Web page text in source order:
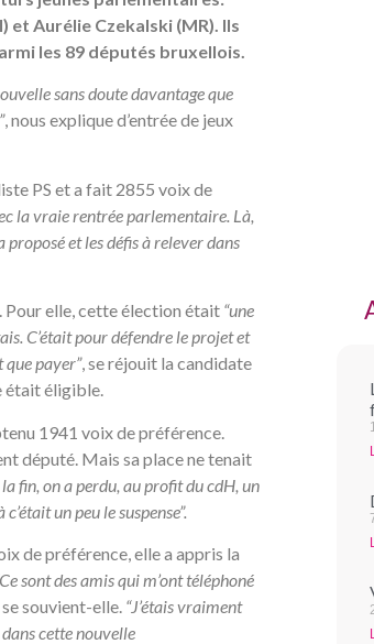
et Aurélie Czekalski (MR). Ils
les 89 députés bruxellois.
sans doute davantage que
, nous explique d’entrée de jeux
PS et a fait 2855 voix de
la vraie rentrée parlementaire. Là,
et les défis à relever dans
elle, cette élection était “une
C’était pour défendre le projet et
que payer”, se réjouit la candidate
était éligible.
1941 voix de préférence.
député. Mais sa place ne tenait
fin, on a perdu, au profit du cdH, un
un peu le suspense”.
de préférence, elle a appris la
sont des amis qui m’ont téléphoné
se souvient-elle. “J’étais vraiment
cette nouvelle